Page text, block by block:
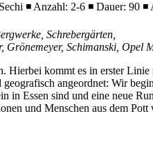
◾ Anzahl: 2-6 ◾ Dauer: 90 ◾
Schrebergärten,
Schimanski,
Hierbei kommt es in erster
angeordnet: Wir
in Essen sind und eine neue
und Menschen aus dem